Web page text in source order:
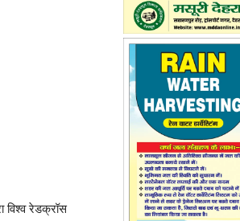
विश्व रेडक्रॉस